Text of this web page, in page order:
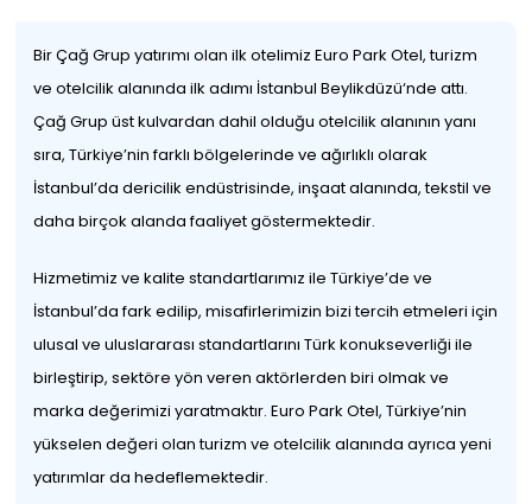
Bir Çağ Grup yatırımı olan ilk otelimiz Euro Park Otel, turizm
ve otelcilik alanında ilk adımı İstanbul Beylikdüzü‘nde attı.
Çağ Grup üst kulvardan dahil olduğu otelcilik alanının yanı
sıra, Türkiye’nin farklı bölgelerinde ve ağırlıklı olarak
İstanbul’da dericilik endüstrisinde, inşaat alanında, tekstil ve
daha birçok alanda faaliyet göstermektedir.
Hizmetimiz ve kalite standartlarımız ile Türkiye’de ve
İstanbul’da fark edilip, misafirlerimizin bizi tercih etmeleri için
ulusal ve uluslararası standartlarını Türk konukseverliği ile
birleştirip, sektöre yön veren aktörlerden biri olmak ve
marka değerimizi yaratmaktır. Euro Park Otel, Türkiye’nin
yükselen değeri olan turizm ve otelcilik alanında ayrıca yeni
yatırımlar da hedeflemektedir.